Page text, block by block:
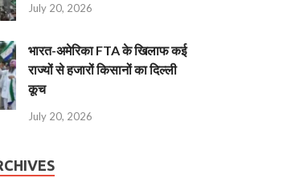
July 20, 2026
भारत-अमेरिका FTA के खिलाफ कई
राज्यों से हजारों किसानों का दिल्ली
कूच
July 20, 2026